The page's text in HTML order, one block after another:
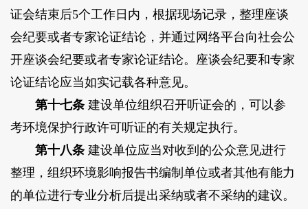
证会结束后5个工作日内，根据现场记录，整理座谈
会纪要或者专家论证结论，并通过网络平台向社会公
开座谈会纪要或者专家论证结论。座谈会纪要和专家
论证结论应当如实记载各种意见。
第十七条建设单位组织召开听证会的，可以参
考环境保护行政许可听证的有关规定执行。
第十八条建设单位应当对收到的公众意见进行
整理，组织环境影响报告书编制单位或者其他有能力
的单位进行专业分析后提出采纳或者不采纳的建议。